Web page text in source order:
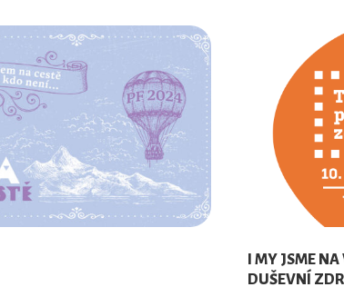
I MY JSME
DUŠEVNÍ